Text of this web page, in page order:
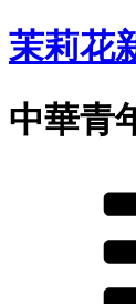
茉莉花
中華青